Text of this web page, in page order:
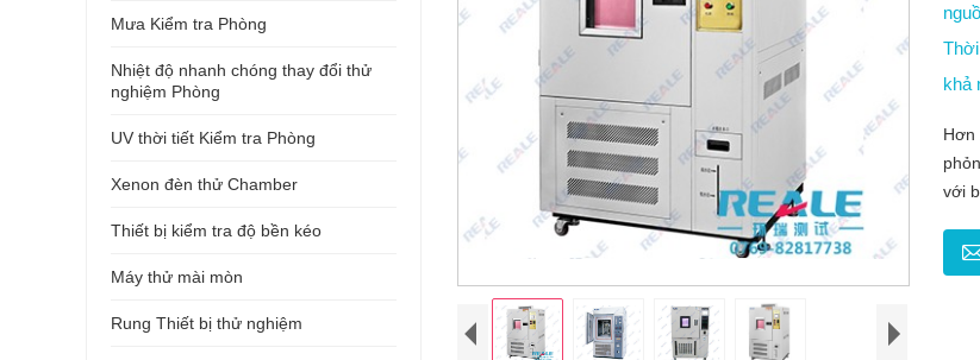
khả
Hơn
với
Mưa Kiểm tra Phòng
Nhiệt độ nhanh chóng thay đổi thử
nghiệm Phòng
UV thời tiết Kiểm tra Phòng
Xenon đèn thử Chamber
Thiết bị kiểm tra độ bền kéo
Máy thử mài mòn
Rung Thiết bị thử nghiệm